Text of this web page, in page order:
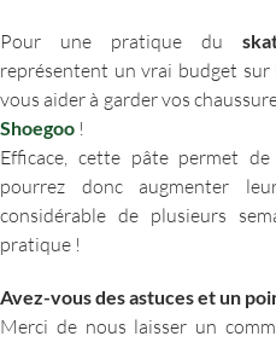
Pour une pratique du
représentent un vrai budget sur
vous aider à garder vos
Shoegoo !
Efficace, cette pâte permet
pourrez donc augmenter
considérable de plusieurs
pratique !
Avez-vous des astuces et un
Merci de nous laisser un